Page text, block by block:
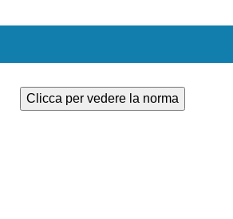
Clicca per vedere la norma